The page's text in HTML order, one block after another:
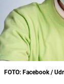
FOTO: Facebook /